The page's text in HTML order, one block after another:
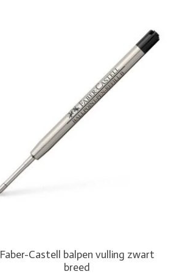
Faber-Castell balpen vulling zwart
breed